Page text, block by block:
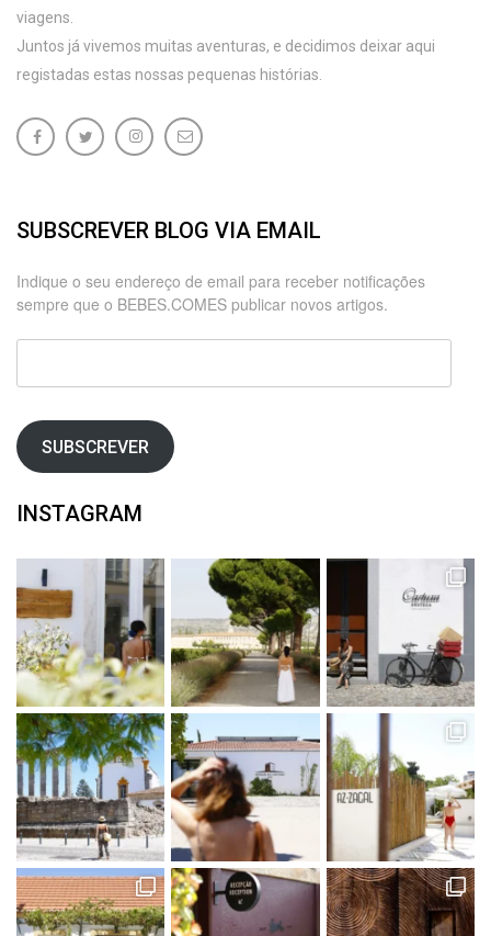
viagens.
Juntos já vivemos muitas aventuras, e decidimos deixar aqui
registadas estas nossas pequenas histórias.
SUBSCREVER BLOG VIA EMAIL
Indique o seu endereço de email para receber notificações
sempre que o BEBES.COMES publicar novos artigos.
SUBSCREVER
INSTAGRAM